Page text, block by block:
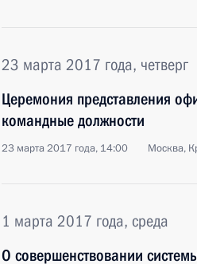
23 марта 2017 года, четверг
Церемония представления
командные должности
23 марта 2017 года, 14:00 Москва,
1 марта 2017 года, среда
О совершенствовании